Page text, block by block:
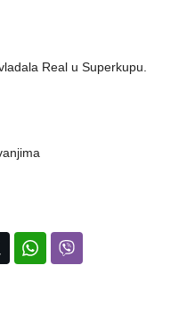
Real u Superkupu.